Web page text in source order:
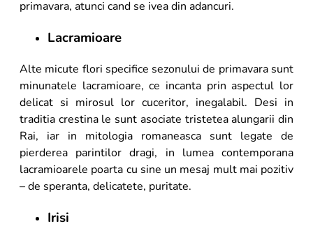
primavara, atunci cand se ivea din adancuri.
Lacramioare
Alte micute flori specifice sezonului de primavara sunt
minunatele lacramioare, ce incanta prin aspectul lor
delicat si mirosul lor cuceritor, inegalabil. Desi in
traditia crestina le sunt asociate tristetea alungarii din
Rai, iar in mitologia romaneasca sunt legate de
pierderea parintilor dragi, in lumea contemporana
lacramioarele poarta cu sine un mesaj mult mai pozitiv
– de speranta, delicatete, puritate.
Irisi